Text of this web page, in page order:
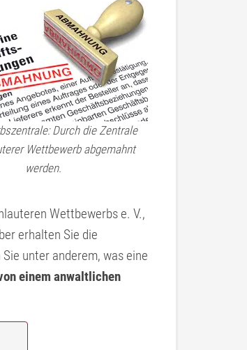
Durch die Zentrale
Wettbewerb abgemahnt
werden.
Wettbewerbs e. V.,
erhalten Sie die
unter anderem, was eine
einem anwaltlichen